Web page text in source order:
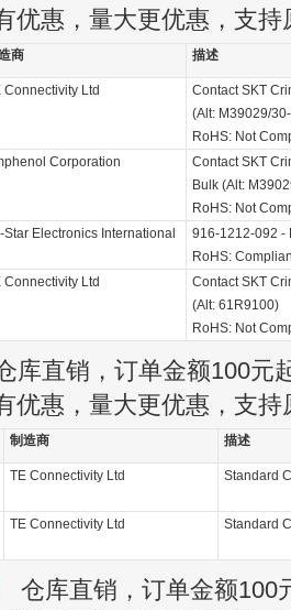
优惠，量大更优惠，支持
商 描述
Connectivity Ltd
Contact SKT
(Alt: M39029/
RoHS: Not
Corporation
Contact SKT
Bulk (Alt:
RoHS: Not
Star Electronics International
916-1212-092 -
RoHS:
Connectivity Ltd
Contact SKT
(Alt: 61R9100)
RoHS: Not
库直销，订单金额100元
优惠，量大更优惠，支持
制造商 描述
TE Connectivity Ltd Standard
TE Connectivity Ltd Standard
仓库直销，订单金额100